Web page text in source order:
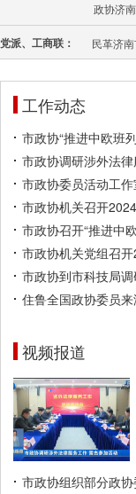
政协济
党派、工商联： 民革济
工作动态
市政协“推进中欧班
市政协调研涉外法
市政协委员活动工
市政协机关召开
市政协召开“推进中
市政协机关党组召
市政协到市科技局
住鲁全国政协委员
视频报道
市政协组织部分政